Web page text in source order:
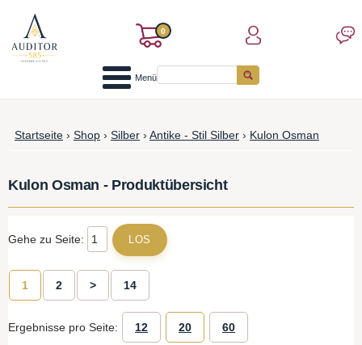
0
Menü
Startseite › Shop › Silber › Antike - Stil Silber › Kulon Osman
Kulon Osman - Produktübersicht
Gehe zu Seite:
1 2 > 14
Ergebnisse pro Seite: 12 20 60